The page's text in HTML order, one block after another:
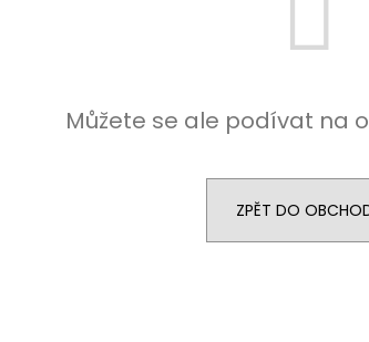
Můžete se ale podívat na
ZPĚT DO